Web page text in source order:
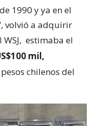
1990 y ya en el
volvió a adquirir
estimaba el
mil,
chilenos del